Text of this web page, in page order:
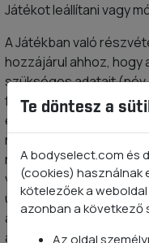
Játékot leállítani vagy
A Játékban való
hozzájárul ahhoz, hogy
szükséges adatait
felhasználónév) a
ellenszolgáltatás
napon keresztül, a
nyertesek azonosítása
valamint, hogy a
ügyintézés teljesítése
adatok felvétele az
alapul.
Te döntesz a
A bodyselect.com és
(cookies) használnak
kötelezőek a
azonban a következő
Az oldal